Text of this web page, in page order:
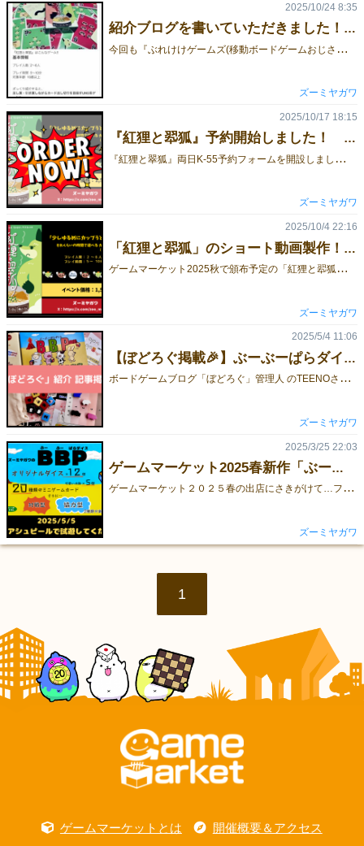
紹介ブログを書いていただきました！！！
今
回も『ぶれけけゲームズ(移動ボードゲームおじさん うりおのボードゲーム日記)』さんが書いてくれました！めちゃくちゃ分かりやすいですよ✨文章・表現も面白いので楽しいです！ここからご覧くださいませ〜ぜひ読んでください〜！！！！
2025/10/24 8:35
ズーミヤガワ
『紅狸と翆狐』予約開始しました！ ※試遊会情報も記載あり
『
紅狸と翠狐』両日K-55予約フォームを開設しました！https://forms.gle/u4SwXse2Zj5XKyRu7 【ゲームの紹介はこちら👇】「少しゆるめにカップうどんを作る」 くらいの時間で楽しめるゴーアウト！！・オオカミタホさんのイラスト最高・ワイワイ楽しい・親子で計算練習にボドサマでβ版が完売… さらに面白くした製品版ですよ～！！ぜひ、見に来てください！＊＊＊事前に体験できる試遊会にも複数参加します10月31日（金）：花金ゲムマ2025秋試遊会 ←クリック！11月5日（水）：必ずレビューがSNSに投稿される試遊会＠ボードゲームカフェ有明亭 ←クリック！11月9日（日）：▼ゲムマ2週前▼ゲームマーケット2025秋新作試遊会 in 篠崎 ←クリック！11月15日（土）：EJPボドゲ相互PR会 2025秋
2025/10/17 18:15
ズーミヤガワ
「紅狸と翆狐」のショート動画製作！！
ゲ
ームマーケット2025秋で頒布予定の「紅狸と翆狐」の紹介用ショート動画を制作しました！！40秒で簡単にゲーム概要を掴める動画にしました。ぜひ、見てみてください～！！！※詳細なルールはちゃんと説明書を読んでね🦊
2025/10/4 22:16
ズーミヤガワ
【ぼどろぐ掲載🎉】ぶーぶーぱらダイス：ボードゲーム紹介とレビュー
ボ
ードゲームブログ「ぼどろぐ」管理人 のTEENOさんが、『ぶーぶーぱらダイス』の紹介記事を書いてくださいました🎉https://bodolog.com/boo-boo-paradise/ 何度か遊んでいただいた上で記事を書いてくださっているようなので…制作者がおススメしたいポイントを網羅して紹介してくださっています！！！ 👆そうそう！「ダイスゲーム＝運ゲーム」と思われてしまうのですが、どのダイスを使おうかな！とプレイヤーが考えなくてはいけないところはお気に入りのポイントです💡 他のおススメポイントやこだわり、ルール説明も一つの記事にまとめていただいたので、ぜひ、一度ご覧いただきたいです～！！他の方が制作しているゲームもどんどん紹介されていくみたいなので、ブックマークしてゲームマーケットで購入するゲーム選びの参考にしたいですね👀✨ 👇👇👇https://bodolog.com/boo-boo-paradise/
2025/5/4 11:06
ズーミヤガワ
ゲームマーケット2025春新作「ぶーぶーぱらダイス」がフォアシュピールで遊べます🐖
ゲ
ームマーケット２０２５春の出店にさきがけて…フォアシュピール東京の出展が決まりました～！！！https://www.bear.cool/board-game/event/48511/infoぜひぜひ、試遊しにきてください～！！お待ちしております！ ＊＊＊＊＊＊＊＊＊ 🐖ゲームの紹介は１分間の動画にまとめました🎥特徴と簡単なルールをみていただき……、フォアシュピールで遊んでください～🙇
2025/3/25 22:03
ズーミヤガワ
1
ゲームマーケットとは 開催概要＆アクセス